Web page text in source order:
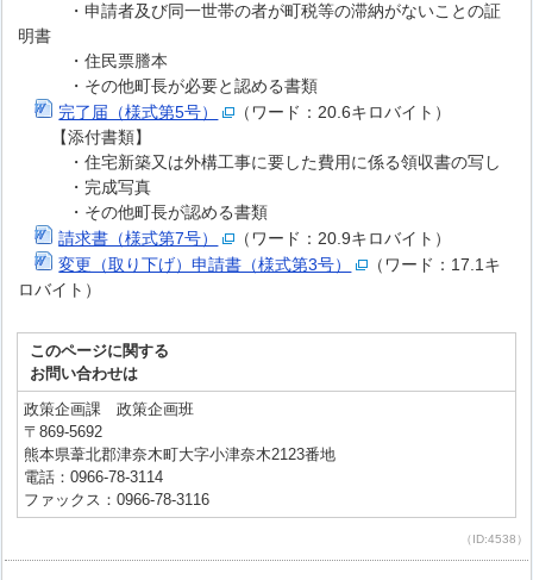
・申請者及び同一世帯の者が町税等の滞納がないことの証
明書
・住民票謄本
・その他町長が必要と認める書類
完了届（様式第5号）
（ワード：20.6キロバイト）
【添付書類】
・住宅新築又は外構工事に要した費用に係る領収書の写し
・完成写真
・その他町長が認める書類
請求書（様式第7号）
（ワード：20.9キロバイト）
変更（取り下げ）申請書（様式第3号）
（ワード：17.1キ
ロバイト）
このページに関する
お問い合わせは
政策企画課 政策企画班
〒869-5692
熊本県葦北郡津奈木町大字小津奈木2123番地
電話：0966-78-3114
ファックス：0966-78-3116
（ID:4538）